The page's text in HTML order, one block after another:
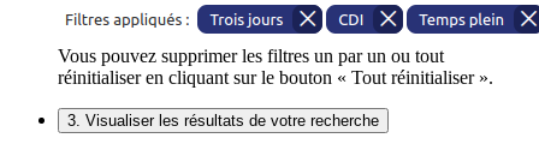
Vous pouvez supprimer les filtres un par un ou tout
réinitialiser en cliquant sur le bouton « Tout réinitialiser ».
3. Visualiser les résultats de votre recherche